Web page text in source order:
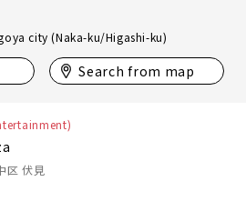
city (Naka-ku/Higashi-ku)
Search from map
区 伏見